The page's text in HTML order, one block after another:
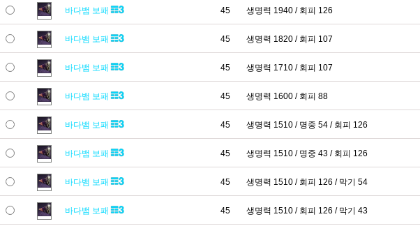
바다뱀 보패 45 생명력 1940 / 회피 126
바다뱀 보패 45 생명력 1820 / 회피 107
바다뱀 보패 45 생명력 1710 / 회피 107
바다뱀 보패 45 생명력 1600 / 회피 88
바다뱀 보패 45 생명력 1510 / 명중 54 / 회피 126
바다뱀 보패 45 생명력 1510 / 명중 43 / 회피 126
바다뱀 보패 45 생명력 1510 / 회피 126 / 막기 54
바다뱀 보패 45 생명력 1510 / 회피 126 / 막기 43